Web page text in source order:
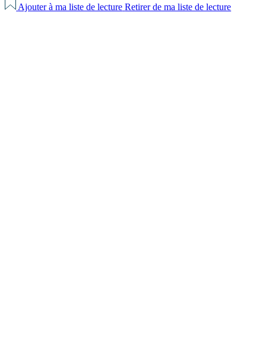
Ajouter à ma liste de lecture Retirer de ma liste de lecture